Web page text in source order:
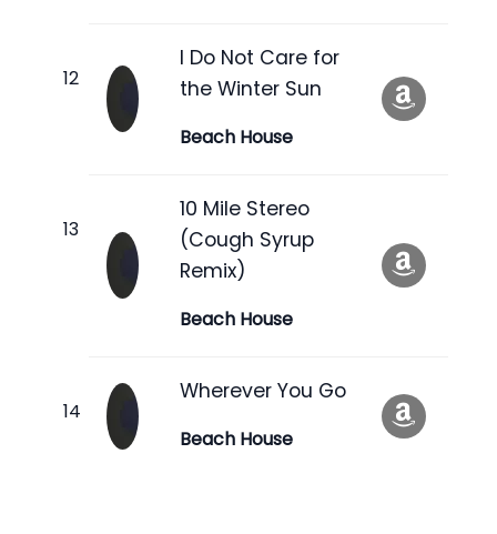
I Do Not Care for
the Winter Sun
Beach House
10 Mile Stereo
(Cough Syrup
Remix)
Beach House
Wherever You Go
Beach House